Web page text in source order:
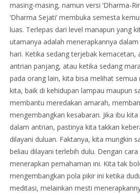
masing-masing, namun versi ‘Dharma-
‘Dharma Sejati’ membuka semesta
luas. Terlepas dari level manapun yang
utamanya adalah menerapkannya
hari. Ketika sedang terjebak kemacetan,
antrian panjang, atau ketika sedang
pada orang lain, kita bisa melihat semua
kita, baik di kehidupan lampau maupun
membantu meredakan amarah,
mengembangkan kesabaran. Jika ibu
dalam antrian, pastinya kita takkan
dilayani duluan. Faktanya, kita mungkin
beliau dilayani terlebih dulu. Dengan
menerapkan pemahaman ini. Kita tak
mengembangkan pola pikir ini ketika
meditasi, melainkan mesti